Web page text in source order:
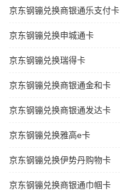
京东钢镚兑换商银通乐支付卡
京东钢镚兑换申城通卡
京东钢镚兑换瑞得卡
京东钢镚兑换商银通金和卡
京东钢镚兑换商银通发达卡
京东钢镚兑换雅高e卡
京东钢镚兑换伊势丹购物卡
京东钢镚兑换商银通巾帼卡